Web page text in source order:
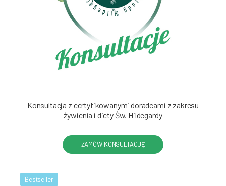
Konsultacja z certyfikowanymi doradcami z zakresu
żywienia i diety Św. Hildegardy
ZAMÓW KONSULTACJĘ
Bestseller